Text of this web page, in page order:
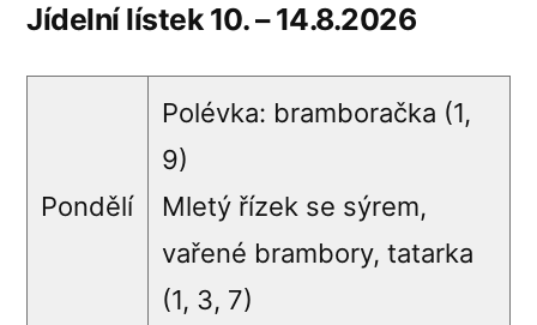
Jídelní lístek 10. – 14.8.2026
Pondělí
Polévka: bramboračka (1,
9)
Mletý řízek se sýrem,
vařené brambory, tatarka
(1, 3, 7)